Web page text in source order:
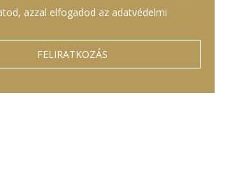
azzal elfogadod az adatvédelmi